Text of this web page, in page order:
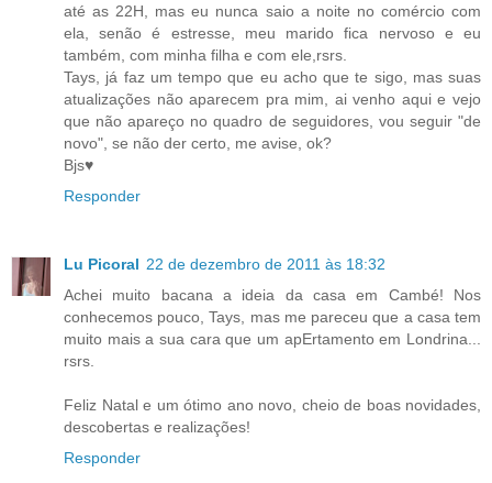
até as 22H, mas eu nunca saio a noite no comércio com
ela, senão é estresse, meu marido fica nervoso e eu
também, com minha filha e com ele,rsrs.
Tays, já faz um tempo que eu acho que te sigo, mas suas
atualizações não aparecem pra mim, ai venho aqui e vejo
que não apareço no quadro de seguidores, vou seguir "de
novo", se não der certo, me avise, ok?
Bjs♥
Responder
Lu Picoral 22 de dezembro de 2011 às 18:32
Achei muito bacana a ideia da casa em Cambé! Nos
conhecemos pouco, Tays, mas me pareceu que a casa tem
muito mais a sua cara que um apErtamento em Londrina...
rsrs.
Feliz Natal e um ótimo ano novo, cheio de boas novidades,
descobertas e realizações!
Responder